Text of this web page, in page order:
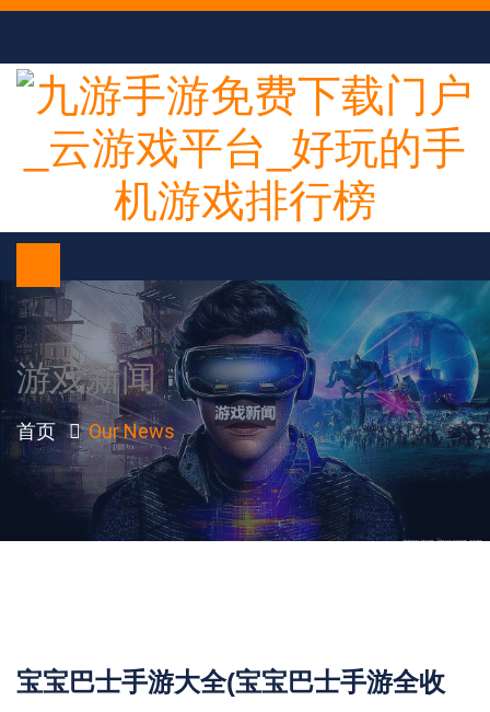
游戏新闻
首页 Our News
宝宝巴士手游大全(宝宝巴士手游全收